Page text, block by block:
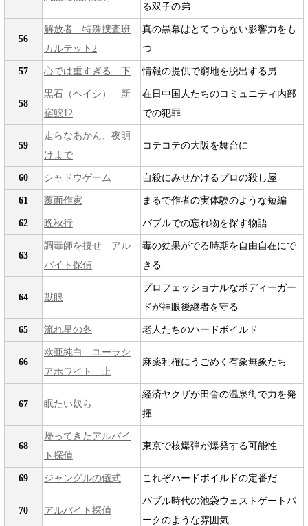
る双子の弟
56
解放者 特殊捜査班
カルテット2
真の黒幕はとてつもない影響力をも
つ
57 心では重すぎる 下 情報の提供で窮地を脱出する男
58
黒石（ヘイシ） 新
宿鮫12
在日中国人たちのコミュニティ内部
での犯罪
59
走らなあかん、夜明
けまで
コテコテの大阪を舞台に
60 シャドウゲーム 自殺にみせかけるプロの殺し屋
61 覆面作家 まるで作者の実体験のような短編
62 晩秋行 バブルでの忘れ物を探す物語
63
調毒師を捜せ アル
バイト探偵
毒の効果がでる時期を自由自在にで
きる
64 獣眼
プロフェッショナルなボディーガー
ドが神眼後継者を守る
65 流れ星の冬 老人たちのハードボイルド
66
欧亜純白 ユーラシ
アホワイト 上
麻薬利権にうごめく有象無象たち
67 眠たい奴ら
経済ヤクザが田舎の温泉街で力を発
揮
68
帰ってきたアルバイ
ト探偵
東京で核爆弾が爆発する可能性
69 ジャングルの儀式 これぞハードボイルドの定番だ
70 アルバイト探偵
バブル時代の池袋ウェストゲートパ
ークのような雰囲気